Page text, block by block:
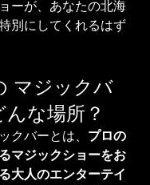
ーが、あなたの北海
別にしてくれるはず
マジックバ
な場所？
クバーとは、 プロの
マジックショーをお
大人のエンターテイ